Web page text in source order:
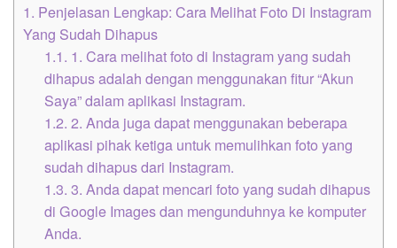
1. Penjelasan Lengkap: Cara Melihat Foto Di Instagram
Yang Sudah Dihapus
1.1. 1. Cara melihat foto di Instagram yang sudah
dihapus adalah dengan menggunakan fitur “Akun
Saya” dalam aplikasi Instagram.
1.2. 2. Anda juga dapat menggunakan beberapa
aplikasi pihak ketiga untuk memulihkan foto yang
sudah dihapus dari Instagram.
1.3. 3. Anda dapat mencari foto yang sudah dihapus
di Google Images dan mengunduhnya ke komputer
Anda.